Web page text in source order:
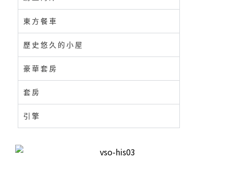
東方餐車
歷史悠久的小屋
豪華套房
套房
引擎